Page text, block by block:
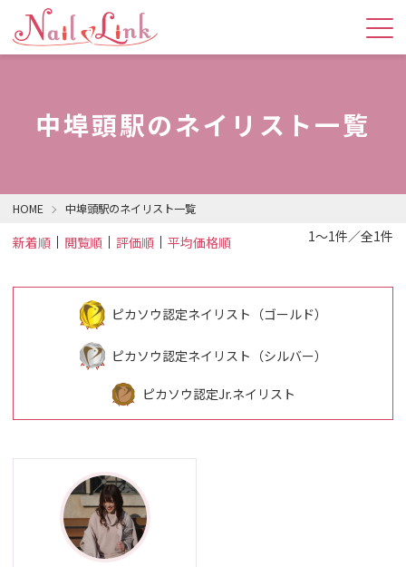
中埠頭駅のネイリスト一覧
HOME 中埠頭駅のネイリスト一覧
新着順 閲覧順 評価順 平均価格順 1～1件／全1件
ピカソウ認定ネイリスト（ゴールド）
ピカソウ認定ネイリスト（シルバー）
ピカソウ認定Jr.ネイリスト